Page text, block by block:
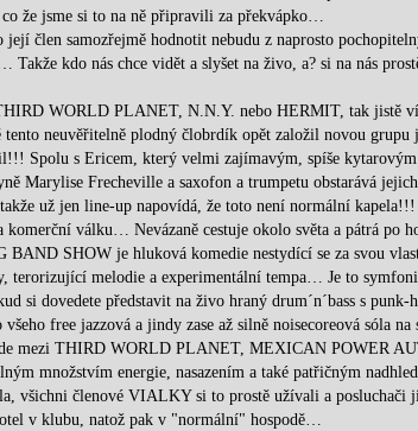
že jsme si to na ně připravili za překvápko…
člen samozřejmě hodnotit nebudu z naprosto
Takže kdo nás chce vidět a slyšet na živo, a? si na nás
WORLD PLANET, N.N.Y. nebo HERMIT, tak jistě
neuvěřitelně plodný člobrdík opět založil novou
Spolu s Ericem, který velmi zajímavým, spíše
Marylise Frecheville a saxofon a trumpetu obstarává
už jen line-up napovídá, že toto není normální kapela!!!
válku… Nevázaně cestuje okolo světa a pátrá po
SHOW je hluková komedie nestydící se za svou
terorizující melodie a experimentální tempa… Je to
si dovedete představit na živo hraný drum´n´bass s
free jazzová a jindy zase až silně noisecoreová sóla
mezi THIRD WORLD PLANET, MEXICAN POWER
množstvím energie, nasazením a také patřičným
všichni členové VIALKY si to prostě užívali a posluchači
v klubu, natož pak v "normální" hospodě…